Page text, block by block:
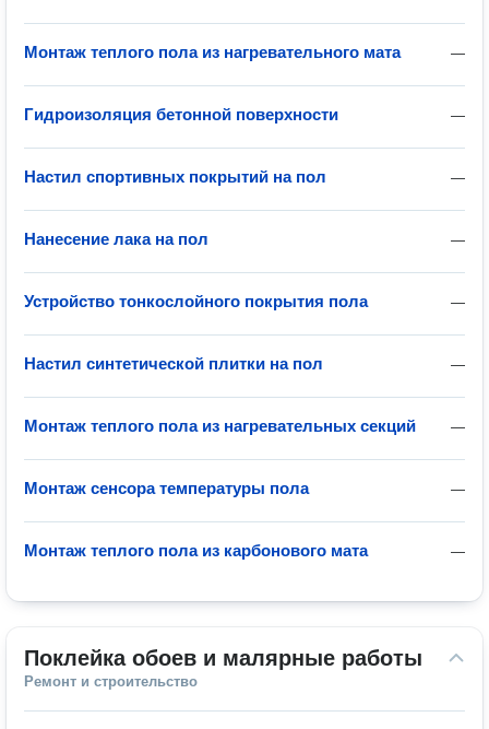
—
Монтаж теплого пола из нагревательного мата
—
Гидроизоляция бетонной поверхности
—
Настил спортивных покрытий на пол
—
Нанесение лака на пол
—
Устройство тонкослойного покрытия пола
—
Настил синтетической плитки на пол
—
Монтаж теплого пола из нагревательных секций
—
Монтаж сенсора температуры пола
—
Монтаж теплого пола из карбонового мата
Поклейка обоев и малярные работы
Ремонт и строительство